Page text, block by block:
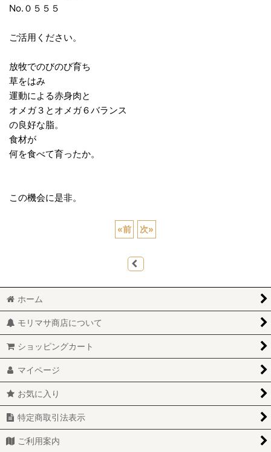
No.０５５５
ご活用ください。
放牧でのびのび育ち
草をはみ
運動による赤身肉と
オメガ３とオメガ６バランス
の良好な脂。
食材が
何を食べて育ったか。
この機会に是非。
«前 次»
ホーム
モリマサ商店について
ショッピングカート
マイページ
お気に入り
特定商取引法表示
ご利用案内